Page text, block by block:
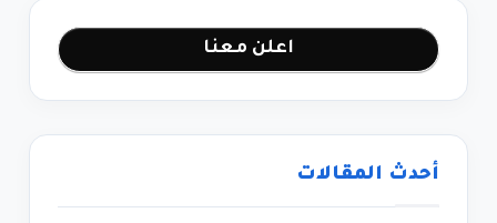
اعلن معنا
أحدث المقالات